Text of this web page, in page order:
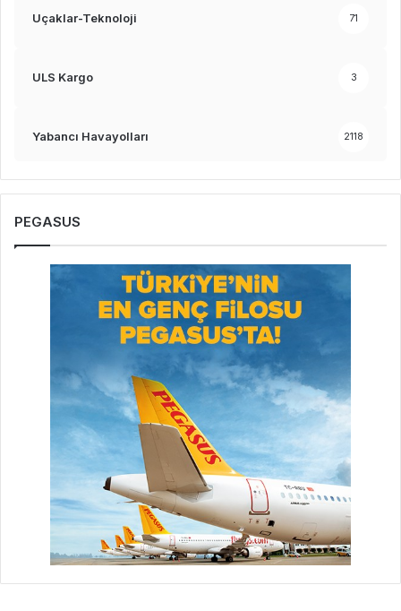
Uçaklar-Teknoloji 71
ULS Kargo 3
Yabancı Havayolları 2118
PEGASUS